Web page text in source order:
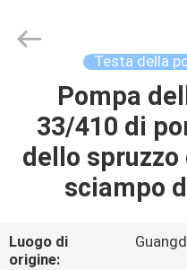
CASA.
PRODOTTI
SPETTACOLO
VR
PLASTIC
PRODUCTS
Testa della
Pompa
33/410 di
dello
sciampo
Luogo di
origine: